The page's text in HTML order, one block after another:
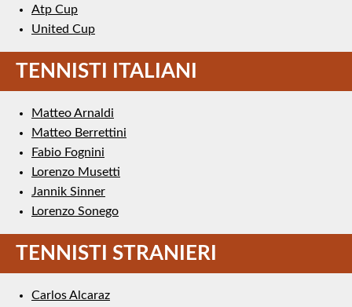
Atp Cup
United Cup
TENNISTI ITALIANI
Matteo Arnaldi
Matteo Berrettini
Fabio Fognini
Lorenzo Musetti
Jannik Sinner
Lorenzo Sonego
TENNISTI STRANIERI
Carlos Alcaraz